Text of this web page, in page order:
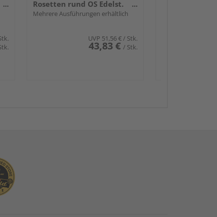
Rosetten rund OS Edelst.
ma.
Mehrere Ausführungen erhältlich
UVP 51,56 €/ Stk.
43,83 € / Stk.